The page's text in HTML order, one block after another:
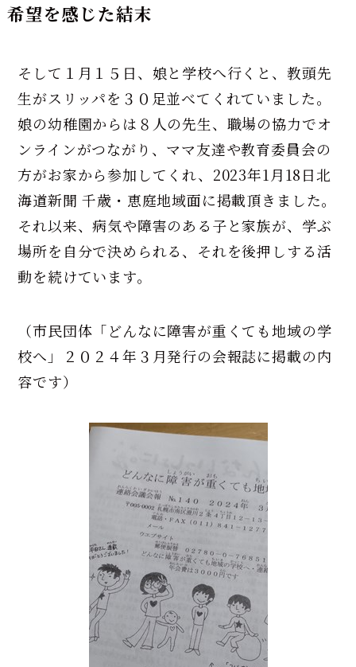
希望を感じた結末
そして１月１５日、娘と学校へ行くと、教頭先
生がスリッパを３０足並べてくれていました。
娘の幼稚園からは８人の先生、職場の協力でオ
ンラインがつながり、ママ友達や教育委員会の
方がお家から参加してくれ、2023年1月18日北
海道新聞 千歳・恵庭地域面に掲載頂きました。
それ以来、病気や障害のある子と家族が、学ぶ
場所を自分で決められる、それを後押しする活
動を続けています。
（市民団体「どんなに障害が重くても地域の学
校へ」２０２４年３月発行の会報誌に掲載の内
容です）